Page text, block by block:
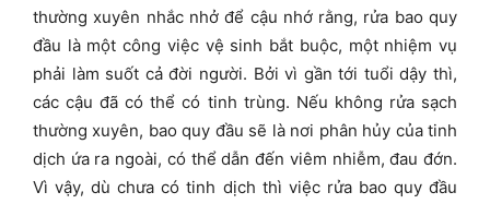
thường xuyên nhắc nhở để cậu nhớ rằng, rửa bao quy
đầu là một công việc vệ sinh bắt buộc, một nhiệm vụ
phải làm suốt cả đời người. Bởi vì gần tới tuổi dậy thì,
các cậu đã có thể có tinh trùng. Nếu không rửa sạch
thường xuyên, bao quy đầu sẽ là nơi phân hủy của tinh
dịch ứa ra ngoài, có thể dẫn đến viêm nhiễm, đau đớn.
Vì vậy, dù chưa có tinh dịch thì việc rửa bao quy đầu